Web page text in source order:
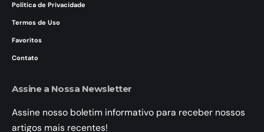
Política de Privacidade
Termos de Uso
Favoritos
Contato
Assine a Nossa Newsletter
Assine nosso boletim informativo para receber nossos
artigos mais recentes!